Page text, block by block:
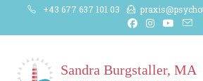
+43 677 637 101 03